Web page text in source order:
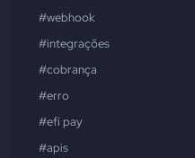
#webhook
#integrações
#cobrança
#erro
#efí pay
#apis